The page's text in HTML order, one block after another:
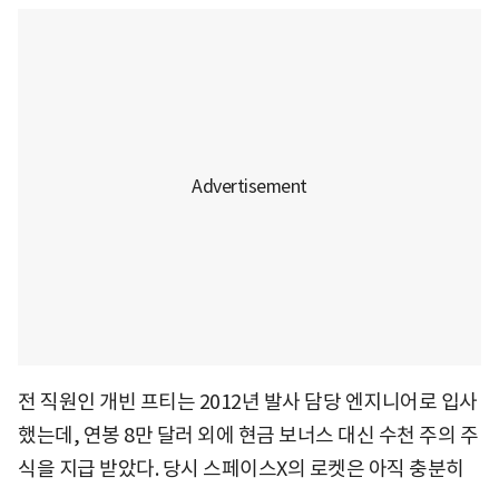
전 직원인 개빈 프티는 2012년 발사 담당 엔지니어로 입사
했는데, 연봉 8만 달러 외에 현금 보너스 대신 수천 주의 주
식을 지급 받았다. 당시 스페이스X의 로켓은 아직 충분히